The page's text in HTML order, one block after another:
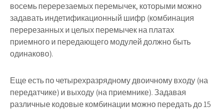
восемь перерезаемых перемычек, которыми можно
задавать индетификационный шифр (комбинация
перерезанных и целых перемычек на платах
приемного и передающего модулей должно быть
одинаково).
Еще есть по четырехразрядному двоичному входу (на
передатчике) и выходу (на приемнике). Задавая
различные кодовые комбинации можно передать до 15